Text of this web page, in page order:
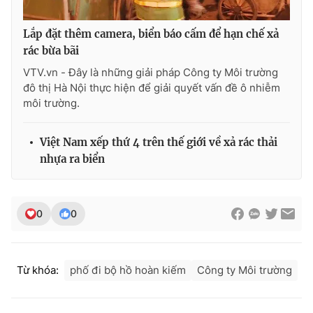
THỜI BÁO VTV
Theo dõi báo trên
Giấy phép hoạt động báo in và báo điện tử số 483/GP-BTTTT
Phó Tổng Biên tập: Nguyễn Thị Mỹ Hạnh, Phạm Quốc Thắng,
Lắp đặt thêm camera, biển báo cấm để hạn chế xả
rác bừa bãi
VTV.vn - Đây là những giải pháp Công ty Môi trường
đô thị Hà Nội thực hiện để giải quyết vấn đề ô nhiễm
môi trường.
Việt Nam xếp thứ 4 trên thế giới về xả rác thải
nhựa ra biển
0 0
Từ khóa: phố đi bộ hồ hoàn kiếm Công ty Môi trường